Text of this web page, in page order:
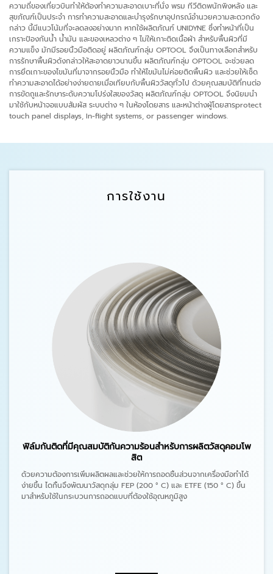
ความถี่ของเที่ยวบินทำให้ต้องทำความสะอาดเบาะที่นั่ง พรม ทีวีติดพนักพิงหลัง และ
สุขภัณฑ์เป็นประจำ การทำความสะอาดและบำรุงรักษาอุปกรณ์อำนวยความสะดวกดัง
กล่าว นี้มีแนวโน้มที่จะลดลงอย่างมาก หากใช้ผลิตภัณฑ์ UNIDYNE ซึ่งทำหน้าที่เป็น
เกราะป้องกันน้ำ น้ำมัน และของเหลวต่าง ๆ ไม่ให้เกาะติดเนื้อผ้า สำหรับพื้นผิวที่มี
ความแข็ง มักมีรอยนิ้วมือติดอยู่ ผลิตภัณฑ์กลุ่ม OPTOOL จึงเป็นทางเลือกสำหรับ
การรักษาพื้นผิวดังกล่าวให้สะอาดยาวนานขึ้น ผลิตภัณฑ์กลุ่ม OPTOOL จะช่วยลด
การยึดเกาะของไขมันที่มาจากรอยนิ้วมือ ทำให้ไขมันไม่ค่อยติดพื้นผิว และช่วยให้เช็ด
ทำความสะอาดได้อย่างง่ายดายเมื่อเทียบกับพื้นผิววัสดุทั่วไป ด้วยคุณสมบัติที่ทนต่อ
การขัดถูและรักษาระดับความโปร่งใสของวัสดุ ผลิตภัณฑ์กลุ่ม OPTOOL จึงนิยมนำ
มาใช้กับหน้าจอแบบสัมผัส ระบบต่าง ๆ ในห้องโดยสาร และหน้าต่างผู้โดยสารprotect
touch panel displays, In-flight systems, or passenger windows.
การใช้งาน
ฟิล์มกันติดที่มีคุณสมบัติกันความร้อนสำหรับการผลิตวัสดุคอมโพ
สิต
ด้วยความต้องการเพิ่มผลิตผลและช่วยให้การถอดชิ้นส่วนจากเครื่องมือทำได้
ง่ายขึ้น ไดกิ้นจึงพัฒนาวัสดุกลุ่ม FEP (200 ° C) และ ETFE (150 ° C) ขึ้น
มาสำหรับใช้ในกระบวนการถอดแบบที่ต้องใช้อุณหภูมิสูง